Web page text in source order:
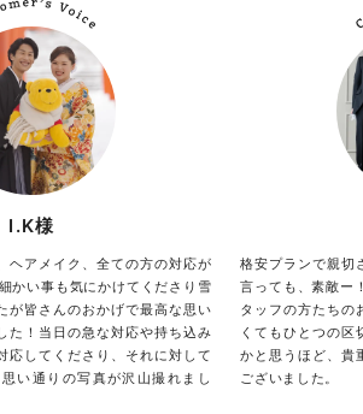
I.K様
ヘアメイク、全ての方の対応が
かい事も気にかけてくださり雪
が皆さんのおかげで最高な思い
た！当日の急な対応や持ち込み
応してくださり、それに対して
い通りの写真が沢山撮れまし
格安プランで親切
言っても、素敵ー
タッフの方たちの
くてもひとつの区
かと思うほど、貴
ございました。